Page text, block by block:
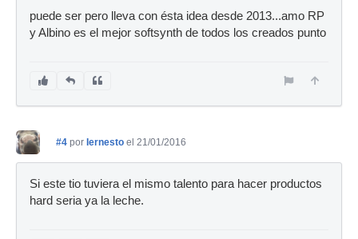
puede ser pero lleva con ésta idea desde 2013...amo RP
y Albino es el mejor softsynth de todos los creados punto
#4 por Iernesto el 21/01/2016
Si este tio tuviera el mismo talento para hacer productos
hard seria ya la leche.